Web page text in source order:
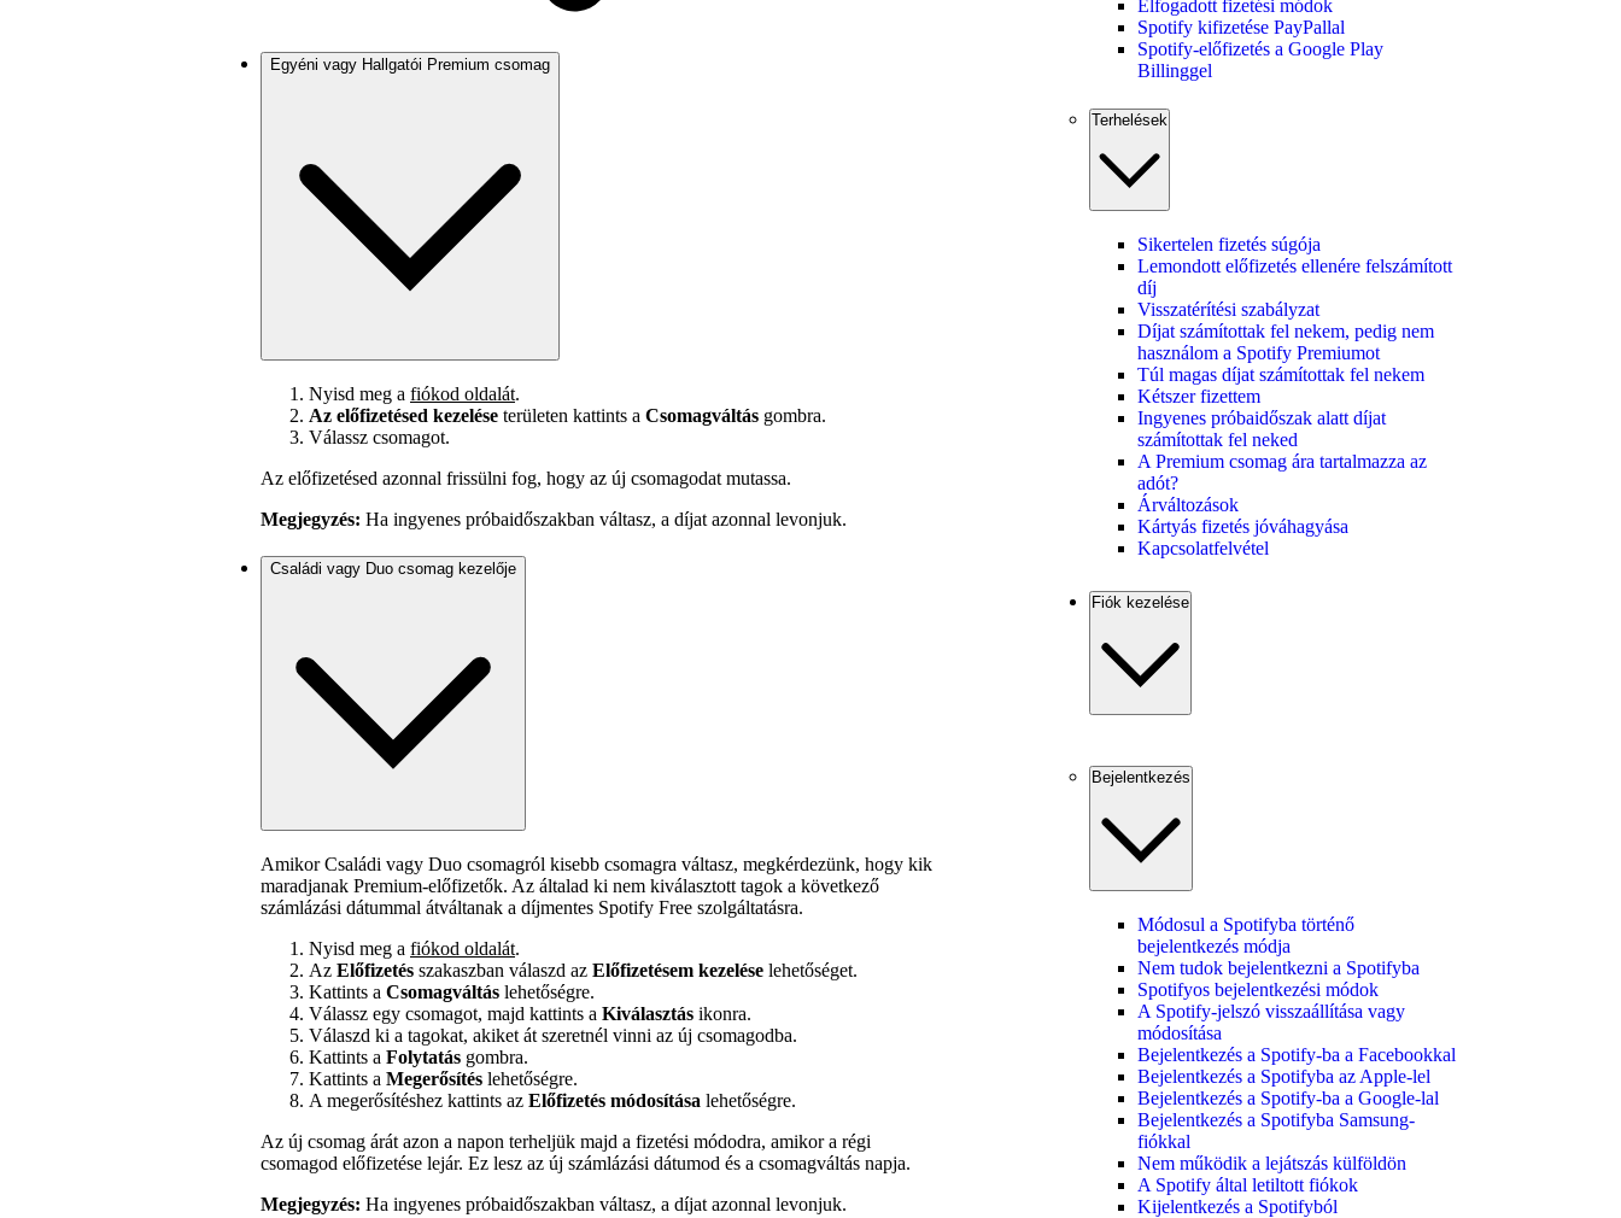
Egyéni vagy Hallgatói Premium csomag
Nyisd meg a fiókod oldalát.
Az előfizetésed kezelése területen kattints a Csomagváltás gombra.
Válassz csomagot.
Az előfizetésed azonnal frissülni fog, hogy az új csomagodat mutassa.
Megjegyzés: Ha ingyenes próbaidőszakban váltasz, a díjat azonnal levonjuk.
Családi vagy Duo csomag kezelője
Amikor Családi vagy Duo csomagról kisebb csomagra váltasz, megkérdezünk, hogy kik
maradjanak Premium-előfizetők. Az általad ki nem kiválasztott tagok a következő
számlázási dátummal átváltanak a díjmentes Spotify Free szolgáltatásra.
Nyisd meg a fiókod oldalát.
Az Előfizetés szakaszban válaszd az Előfizetésem kezelése lehetőséget.
Kattints a Csomagváltás lehetőségre.
Válassz egy csomagot, majd kattints a Kiválasztás ikonra.
Válaszd ki a tagokat, akiket át szeretnél vinni az új csomagodba.
Kattints a Folytatás gombra.
Kattints a Megerősítés lehetőségre.
A megerősítéshez kattints az Előfizetés módosítása lehetőségre.
Az új csomag árát azon a napon terheljük majd a fizetési módodra, amikor a régi
csomagod előfizetése lejár. Ez lesz az új számlázási dátumod és a csomagváltás napja.
Megjegyzés: Ha ingyenes próbaidőszakban váltasz, a díjat azonnal levonjuk.
Elfogadott fizetési módok
Spotify kifizetése PayPallal
Spotify-előfizetés a Google Play
Billinggel
Terhelések
Sikertelen fizetés súgója
Lemondott előfizetés ellenére felszámított
díj
Visszatérítési szabályzat
Díjat számítottak fel nekem, pedig nem
használom a Spotify Premiumot
Túl magas díjat számítottak fel nekem
Kétszer fizettem
Ingyenes próbaidőszak alatt díjat
számítottak fel neked
A Premium csomag ára tartalmazza az
adót?
Árváltozások
Kártyás fizetés jóváhagyása
Kapcsolatfelvétel
Fiók kezelése
Bejelentkezés
Módosul a Spotifyba történő
bejelentkezés módja
Nem tudok bejelentkezni a Spotifyba
Spotifyos bejelentkezési módok
A Spotify-jelszó visszaállítása vagy
módosítása
Bejelentkezés a Spotify-ba a Facebookkal
Bejelentkezés a Spotifyba az Apple-lel
Bejelentkezés a Spotify-ba a Google-lal
Bejelentkezés a Spotifyba Samsung-
fiókkal
Nem működik a lejátszás külföldön
A Spotify által letiltott fiókok
Kijelentkezés a Spotifyból